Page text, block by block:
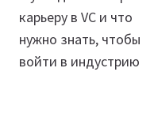
карьеру в VC и что
нужно знать, чтобы
войти в индустрию